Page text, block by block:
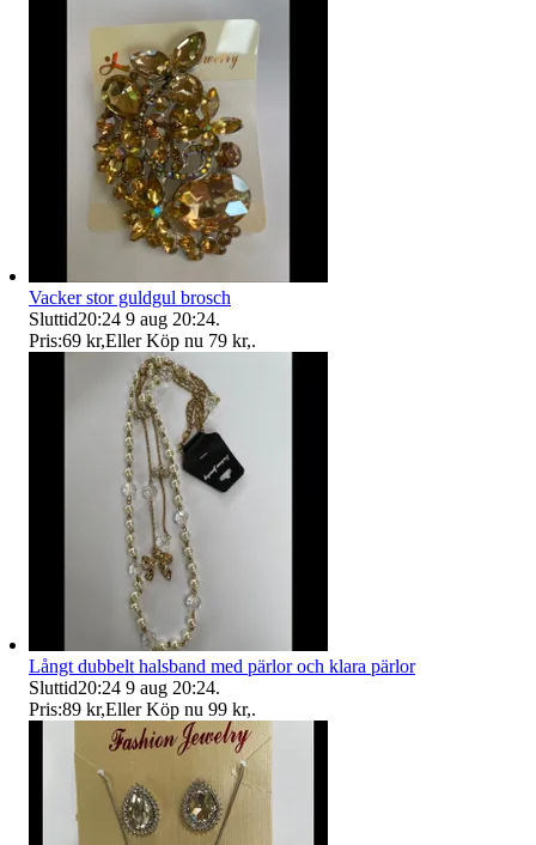
Vacker stor guldgul brosch
Sluttid20:24 9 aug 20:24.
Pris:69 kr,Eller Köp nu 79 kr,.
Långt dubbelt halsband med pärlor och klara pärlor
Sluttid20:24 9 aug 20:24.
Pris:89 kr,Eller Köp nu 99 kr,.